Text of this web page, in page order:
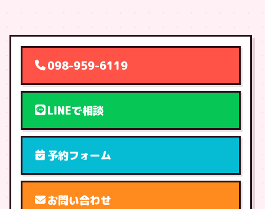
098-959-6119
LINEで相談
予約フォーム
お問い合わせ